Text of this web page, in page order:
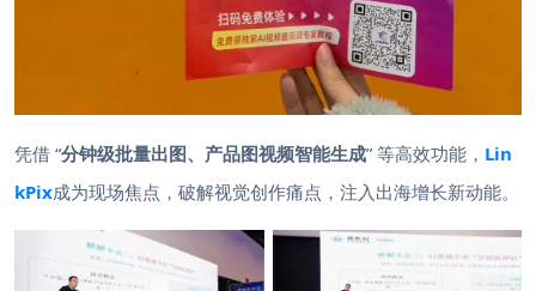
凭借 “分钟级批量出图、产品图视频智能生成” 等高效功能， Lin
kPix成为现场焦点，破解视觉创作痛点，注入出海增长新动能。